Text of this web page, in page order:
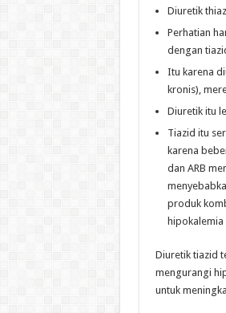
Diuretik
Perhatian
dengan
Itu karena
kronis),
Diuretik itu
Tiazid itu
karena
dan ARB
produk
Diuretik tiazid
mengurangi
untuk